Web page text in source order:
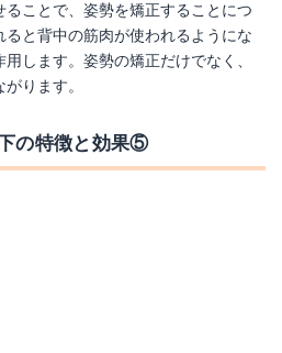
ことで、姿勢を矯正することにつ
と背中の筋肉が使われるようにな
します。姿勢の矯正だけでなく、
ります。
の特徴と効果⑤